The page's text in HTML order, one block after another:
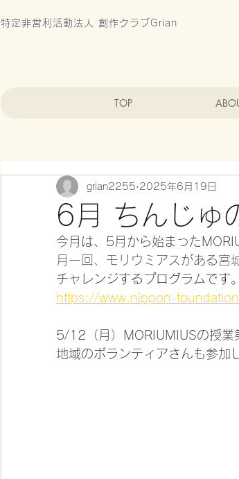
特定非営利活動法人 創作クラブGrian
TOP
6月 ちんじゅ
grian2255 2025年6月19日
今月は、5月から始まった
月一回、モリウミアスがある宮
チャレンジするプログラムです。
https://www.nippon-
5/12（月）MORIUMIUSの授業
地域のボランティアさんも参加